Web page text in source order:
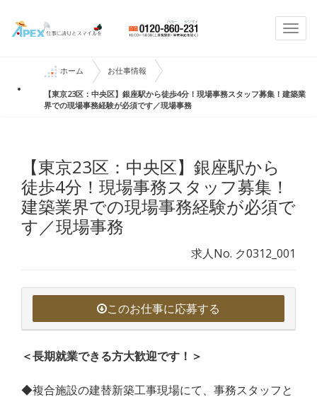
ホーム お仕事情報
【東京23区：中央区】銀座駅から徒歩4分！現場事務スタッフ募集！建築業
界での現場事務経験が必須です／現場事務
【東京23区：中央区】銀座駅から
徒歩4分！現場事務スタッフ募集！
建築業界での現場事務経験が必須で
す／現場事務
求人No. ク0312_001
このお仕事に応募する
＜長期就業できる方大歓迎です！＞
◆複合施設の建替新築工事現場にて、事務スタッフと